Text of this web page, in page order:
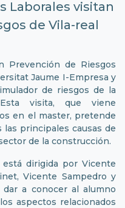
Laborales visitan
de Vila-real
Prevención de Riesgos
Jaume I-Empresa y
de riesgos de la
visita, que viene
en el master, pretende
principales causas de
de la construcción.
dirigida por Vicente
Vicente Sampedro y
a conocer al alumno
aspectos relacionados